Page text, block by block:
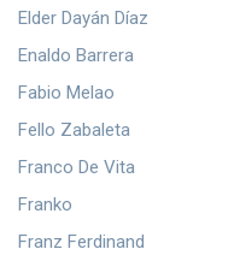
Elder Dayán Díaz
Enaldo Barrera
Fabio Melao
Fello Zabaleta
Franco De Vita
Franko
Franz Ferdinand